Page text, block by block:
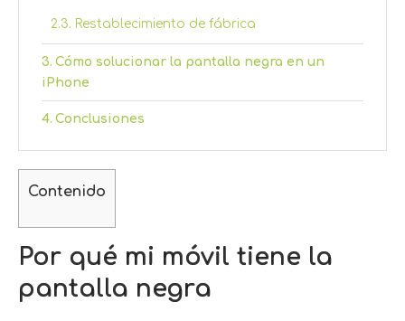
Restablecimiento de fábrica
Cómo solucionar la pantalla negra en un
iPhone
Conclusiones
Contenido
Por qué mi móvil tiene la
pantalla negra